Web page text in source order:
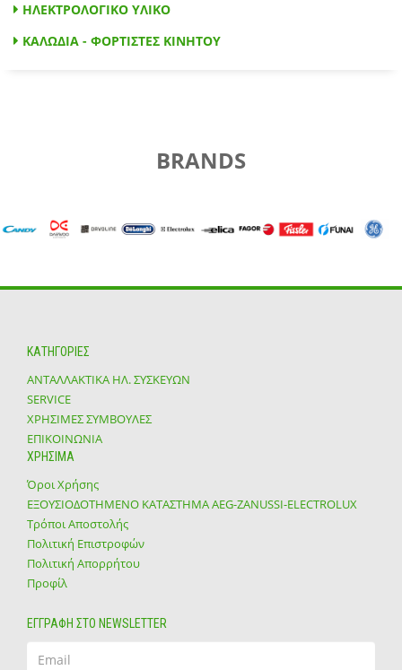
ΗΛΕΚΤΡΟΛΟΓΙΚΟ ΥΛΙΚΟ
ΚΑΛΩΔΙΑ - ΦΟΡΤΙΣΤΕΣ ΚΙΝΗΤΟΥ
BRANDS
ΚΑΤΗΓΟΡΙΕΣ
ΑΝΤΑΛΛΑΚΤΙΚΑ ΗΛ. ΣΥΣΚΕΥΩΝ
SERVICE
ΧΡΗΣΙΜΕΣ ΣΥΜΒΟΥΛΕΣ
ΕΠΙΚΟΙΝΩΝΙΑ
ΧΡΗΣΙΜΑ
Όροι Χρήσης
ΕΞΟΥΣΙΟΔΟΤΗΜΕΝΟ ΚΑΤΑΣΤΗΜΑ ΑΕG-ZANUSSI-ELECTROLUX
Τρόποι Αποστολής
Πολιτική Επιστροφών
Πολιτική Απορρήτου
Προφίλ
ΕΓΓΡΑΦΗ ΣΤΟ NEWSLETTER